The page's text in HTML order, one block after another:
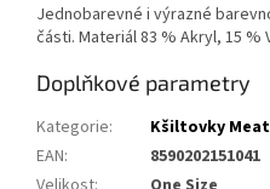
Jednobarevné i výrazné
části. Materiál 83 % Akryl, 15 %
Doplňkové parametry
Kategorie:
Kšiltovky
EAN:
8590202151041